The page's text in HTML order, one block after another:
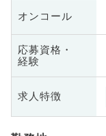
オンコール
応募資格・
経験
求人特徴